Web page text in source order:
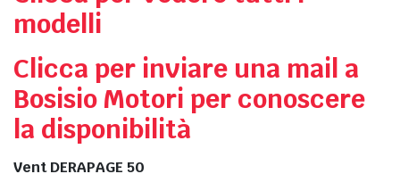
modelli
Clicca per inviare una mail a
Bosisio Motori per conoscere
la disponibilità
Vent DERAPAGE 50